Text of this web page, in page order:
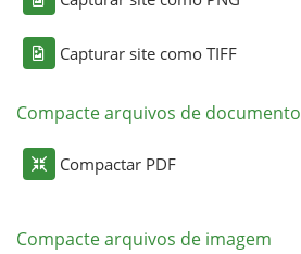
Capturar site como TIFF
Compacte arquivos de documento
Compactar PDF
Compacte arquivos de imagem